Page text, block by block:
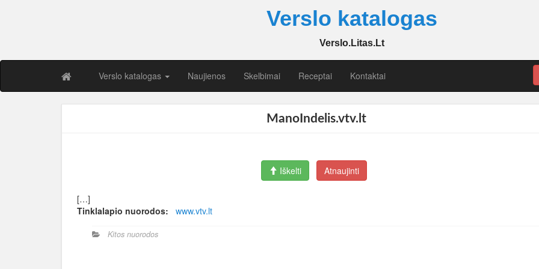
Verslo katalogas
Verslo.Litas.Lt
Verslo katalogas Naujienos Skelbimai Receptai Kontaktai
ManoIndelis.vtv.lt
Iškelti Atnaujinti
[…]
Tinklalapio nuorodos:
www.vtv.lt
Kitos nuorodos